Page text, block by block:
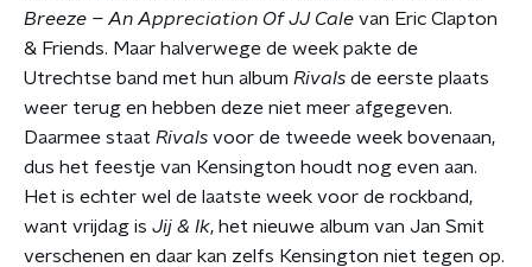
Breeze – An Appreciation Of JJ Cale van Eric Clapton
& Friends. Maar halverwege de week pakte de
Utrechtse band met hun album Rivals de eerste plaats
weer terug en hebben deze niet meer afgegeven.
Daarmee staat Rivals voor de tweede week bovenaan,
dus het feestje van Kensington houdt nog even aan.
Het is echter wel de laatste week voor de rockband,
want vrijdag is Jij & Ik, het nieuwe album van Jan Smit
verschenen en daar kan zelfs Kensington niet tegen op.